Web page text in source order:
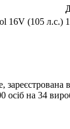
16V (105 л.с.)
на 34